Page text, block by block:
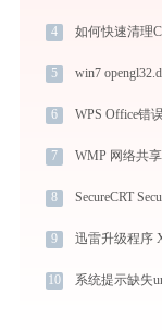
4 如何快速清理
5 win7
6
7
8
9
10 系统提示缺失